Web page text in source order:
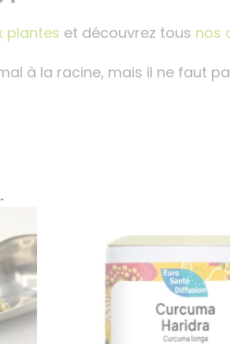
plantes et découvrez tous nos
mal à la racine, mais il ne faut